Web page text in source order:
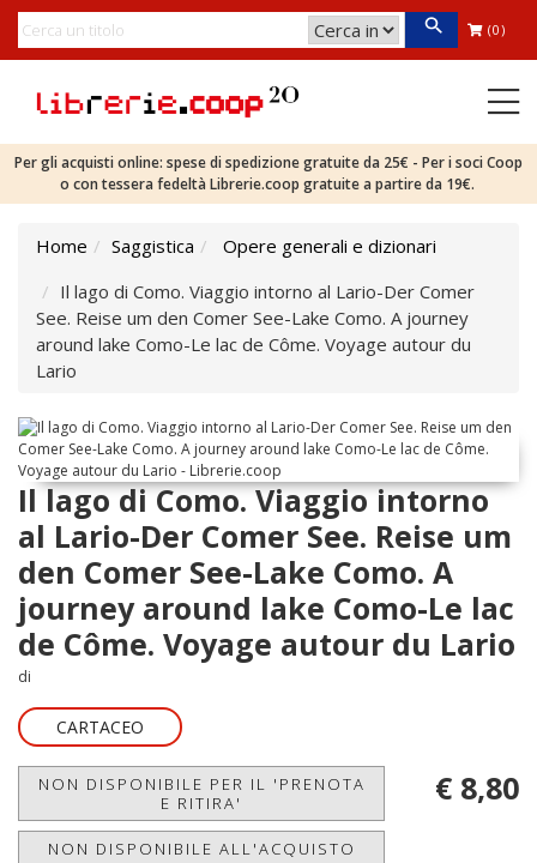
(0)
Per gli acquisti online: spese di spedizione gratuite da 25€ - Per i soci Coop
o con tessera fedeltà Librerie.coop gratuite a partire da 19€.
Home Saggistica
Opere generali e dizionari
Il lago di Como. Viaggio intorno al Lario-Der Comer
See. Reise um den Comer See-Lake Como. A journey
around lake Como-Le lac de Côme. Voyage autour du
Lario
Il lago di Como. Viaggio intorno
al Lario-Der Comer See. Reise um
den Comer See-Lake Como. A
journey around lake Como-Le lac
de Côme. Voyage autour du Lario
di
CARTACEO
NON DISPONIBILE PER IL 'PRENOTA
E RITIRA'
NON DISPONIBILE ALL'ACQUISTO
€ 8,80